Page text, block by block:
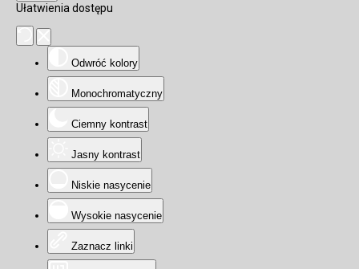
Ułatwienia dostępu
Odwróć kolory
Monochromatyczny
Ciemny kontrast
Jasny kontrast
Niskie nasycenie
Wysokie nasycenie
Zaznacz linki